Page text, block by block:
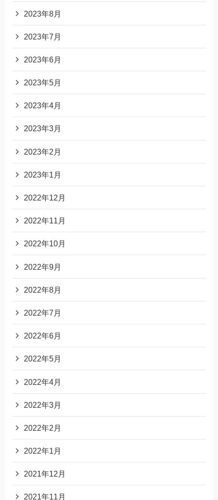
2023年8月
2023年7月
2023年6月
2023年5月
2023年4月
2023年3月
2023年2月
2023年1月
2022年12月
2022年11月
2022年10月
2022年9月
2022年8月
2022年7月
2022年6月
2022年5月
2022年4月
2022年3月
2022年2月
2022年1月
2021年12月
2021年11月